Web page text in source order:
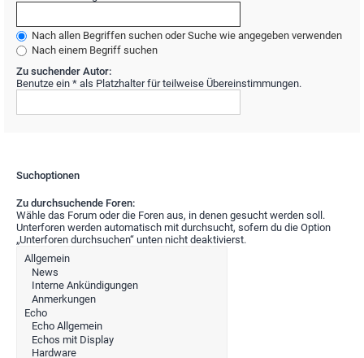
Nach allen Begriffen suchen oder Suche wie angegeben verwenden
Nach einem Begriff suchen
Zu suchender Autor:
Benutze ein * als Platzhalter für teilweise Übereinstimmungen.
Suchoptionen
Zu durchsuchende Foren:
Wähle das Forum oder die Foren aus, in denen gesucht werden soll.
Unterforen werden automatisch mit durchsucht, sofern du die Option
„Unterforen durchsuchen“ unten nicht deaktivierst.